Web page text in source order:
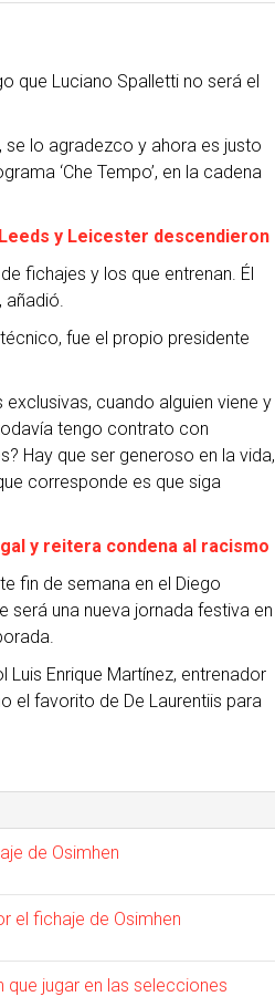
que Luciano Spalletti no será el
se lo agradezco y ahora es justo
‘Che Tempo’, en la cadena
y Leicester descendieron
fichajes y los que entrenan. Él
añadió.
fue el propio presidente
cuando alguien viene y
tengo contrato con
Hay que ser generoso en la vida,
corresponde es que siga
y reitera condena al racismo
fin de semana en el Diego
será una nueva jornada festiva en
Enrique Martínez, entrenador
el favorito de De Laurentiis para
de Osimhen
el fichaje de Osimhen
que jugar en las selecciones